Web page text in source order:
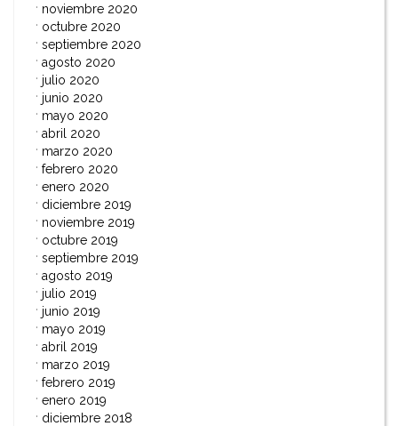
noviembre 2020
octubre 2020
septiembre 2020
agosto 2020
julio 2020
junio 2020
mayo 2020
abril 2020
marzo 2020
febrero 2020
enero 2020
diciembre 2019
noviembre 2019
octubre 2019
septiembre 2019
agosto 2019
julio 2019
junio 2019
mayo 2019
abril 2019
marzo 2019
febrero 2019
enero 2019
diciembre 2018